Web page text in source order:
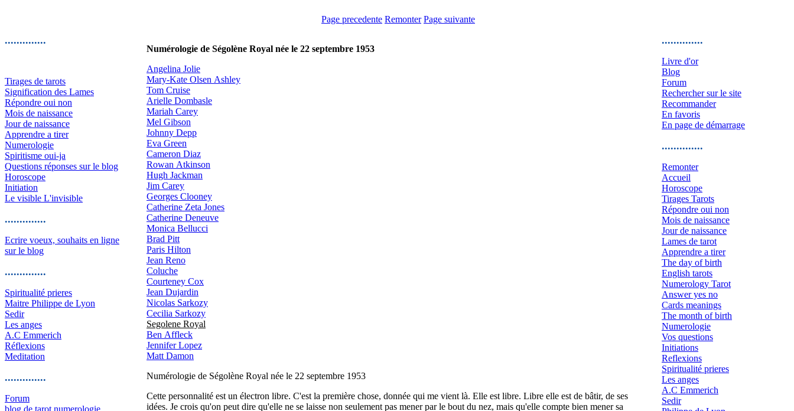
Page precedente Remonter Page suivante
..............
Tirages de tarots
Signification des Lames
Répondre oui non
Mois de naissance
Jour de naissance
Apprendre a tirer
Numerologie
Spiritisme oui-ja
Questions réponses sur le blog
Horoscope
Initiation
Le visible L'invisible
..............
Ecrire voeux, souhaits en ligne
sur le blog
..............
Spiritualité prieres
Maitre Philippe de Lyon
Sedir
Les anges
A.C Emmerich
Réflexions
Meditation
..............
Forum
blog de tarot numerologie
Numérologie de Ségolène Royal née le 22 septembre 1953
Angelina Jolie
Mary-Kate Olsen Ashley
Tom Cruise
Arielle Dombasle
Mariah Carey
Mel Gibson
Johnny Depp
Eva Green
Cameron Diaz
Rowan Atkinson
Hugh Jackman
Jim Carey
Georges Clooney
Catherine Zeta Jones
Catherine Deneuve
Monica Bellucci
Brad Pitt
Paris Hilton
Jean Reno
Coluche
Courteney Cox
Jean Dujardin
Nicolas Sarkozy
Cecilia Sarkozy
Segolene Royal
Ben Affleck
Jennifer Lopez
Matt Damon
Numérologie de Ségolène Royal née le 22 septembre 1953
Cette personnalité est un électron libre. C'est la première chose, donnée qui me vient là. Elle est libre. Libre elle est de bâtir, de ses
idées. Je crois qu'on peut dire qu'elle ne se laisse non seulement pas mener par le bout du nez, mais qu'elle compte bien mener sa
..............
Livre d'or
Blog
Forum
Rechercher sur le site
Recommander
En favoris
En page de démarrage
..............
Remonter
Accueil
Horoscope
Tirages Tarots
Répondre oui non
Mois de naissance
Jour de naissance
Lames de tarot
Apprendre a tirer
The day of birth
English tarots
Numerology Tarot
Answer yes no
Cards meanings
The month of birth
Numerologie
Vos questions
Initiations
Reflexions
Spiritualité prieres
Les anges
A.C Emmerich
Sedir